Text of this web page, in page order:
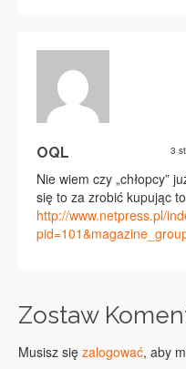
OQL 3
Nie wiem czy „chłopcy”
się to za zrobić kupując
http://www.netpress.pl/
Zostaw
Musisz się zalogować, aby